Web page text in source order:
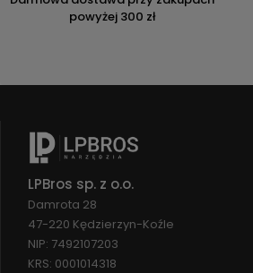
powyżej 300 zł
LPBros sp. z o.o.
Damrota 28
47-220 Kędzierzyn-Koźle
NIP: 7492107203
KRS: 0001014318